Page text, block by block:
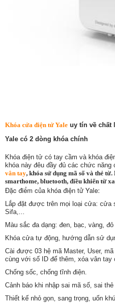
Khóa cửa điện tử Yale uy tín về chất
Yale có 2 dòng khóa chính
Khóa điện tử có tay cầm và khóa
khóa này đêu đầy đủ các chức
vân tay, khóa sử dụng mã số và thẻ
smarthome, bluetooth, điều khiển từ
Đặc điểm của khóa điện tử Yale:
Lắp đặt được trên mọi loại cửa:
Sifa,...
Màu sắc đa dạng: đen, bạc, vàng, đỏ
Khóa cửa tự động, hướng dẫn sử
Cài được 03 hệ mã Master, User,
cùng với số ID để thêm, xóa vân
Chống sốc, chống tĩnh điện.
Cảnh báo khi nhập sai mã số, sai thẻ
Thiết kế nhỏ gọn, sang trọng, uốn